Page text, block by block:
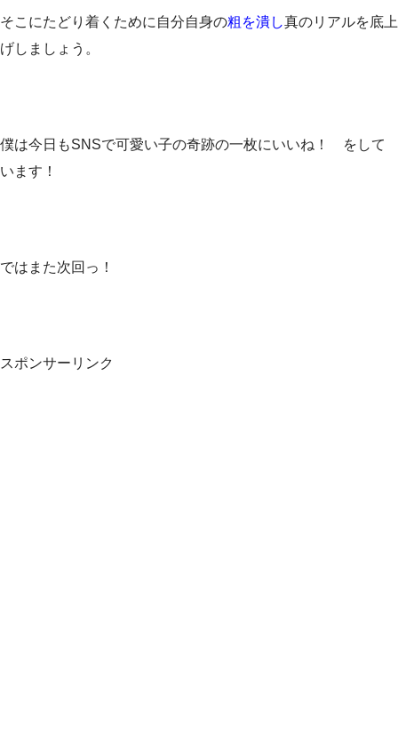
そこにたどり着くために自分自身の粗を潰し真のリアルを底上
げしましょう。
僕は今日もSNSで可愛い子の奇跡の一枚にいいね！ をして
います！
ではまた次回っ！
スポンサーリンク